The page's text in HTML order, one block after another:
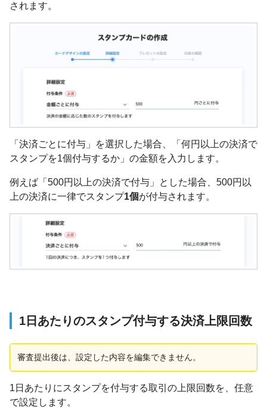
されます。
「決済ごとに付与」を選択した場合、「何円以上の決済で
スタンプを1個付与するか」の金額を入力します。
例えば「500円以上の決済で付与」とした場合、500円以
上の決済に一律でスタンプ1個が付与されます。
1日あたりのスタンプ付与する決済上限回数
審査提出後は、設定した内容を編集できません。
1日あたりにスタンプを付与する取引の上限回数を、任意
で設定します。